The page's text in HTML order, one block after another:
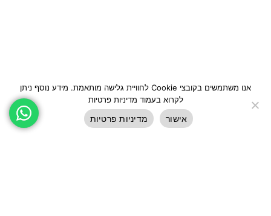
אנו משתמשים בקובצי Cookie לחוויית גלישה מותאמת. מידע נוסף ניתן
לקרוא בעמוד מדיניות פרטיות
אישור מדיניות פרטיות